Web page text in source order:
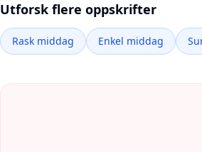
Utforsk flere oppskrifter
Rask middag Enkel middag